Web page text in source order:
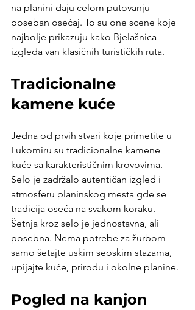
na planini daju celom putovanju
poseban osećaj. To su one scene koje
najbolje prikazuju kako Bjelašnica
izgleda van klasičnih turističkih ruta.
Tradicionalne
kamene kuće
Jedna od prvih stvari koje primetite u
Lukomiru su tradicionalne kamene
kuće sa karakterističnim krovovima.
Selo je zadržalo autentičan izgled i
atmosferu planinskog mesta gde se
tradicija oseća na svakom koraku.
Šetnja kroz selo je jednostavna, ali
posebna. Nema potrebe za žurbom —
samo šetajte uskim seoskim stazama,
upijajte kuće, prirodu i okolne planine.
Pogled na kanjon